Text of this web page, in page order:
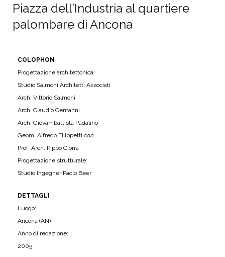
Piazza dell’Industria al quartiere
palombare di Ancona
COLOPHON
Progettazione architettonica:
Studio Salmoni Architetti Associati
Arch. Vittorio Salmoni
Arch. Claudio Centanni
Arch. Giovambattista Padalino
Geom. Alfredo Filippetti con
Prof. Arch. Pippo Ciorra
Progettazione strutturale:
Studio Ingegner Paolo Beer
DETTAGLI
Luogo:
Ancona (AN)
Anno di redazione:
2005